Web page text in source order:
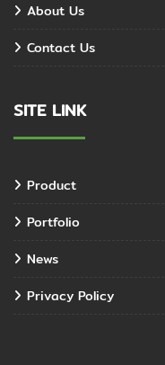
About Us
Contact Us
SITE LINK
Product
Portfolio
News
Privacy Policy